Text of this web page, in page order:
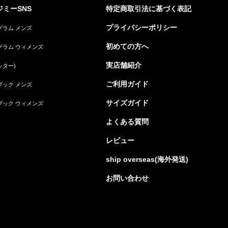
ミーSNS
ラム メンズ
ラム ウィメンズ
ター)
ック メンズ
ック ウィメンズ
特定商取引法に基づく表記
プライバシーポリシー
初めての方へ
実店舗紹介
ご利用ガイド
サイズガイド
よくある質問
レビュー
ship overseas(海外発送)
お問い合わせ